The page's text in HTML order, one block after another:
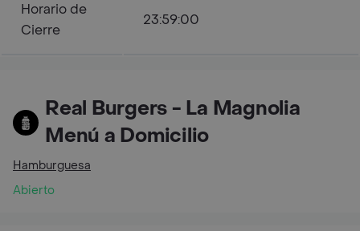
Horario de
Cierre
23:59:00
Real Burgers - La Magnolia
Menú a Domicilio
Hamburguesa
Abierto